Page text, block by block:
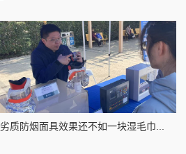
劣质防烟面具效果还不如一块湿毛巾...